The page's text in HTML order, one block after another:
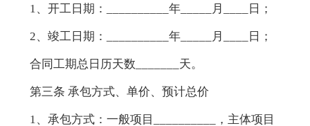
1、开工日期：__________年_____月____日；
2、竣工日期：__________年_____月____日；
合同工期总日历天数_______天。
第三条 承包方式、单价、预计总价
1、承包方式：一般项目__________，主体项目